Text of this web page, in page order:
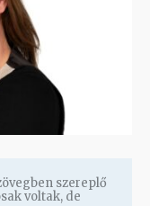
szereplő
voltak, de